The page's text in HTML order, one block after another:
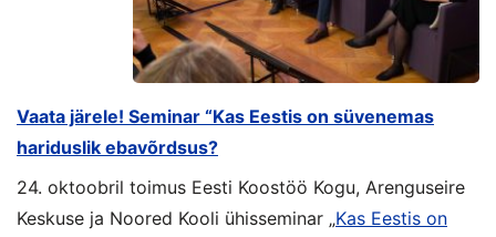
Vaata järele! Seminar “Kas Eestis on süvenemas
hariduslik ebavõrdsus?
24. oktoobril toimus Eesti Koostöö Kogu, Arenguseire
Keskuse ja Noored Kooli ühisseminar „Kas Eestis on